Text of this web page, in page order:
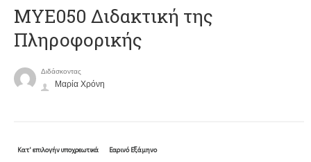
ΜΥΕ050 Διδακτική της
Πληροφορικής
Διδάσκοντας
Μαρία Χρόνη
Κατ' επιλογήν υποχρεωτικά Εαρινό Εξάμηνο